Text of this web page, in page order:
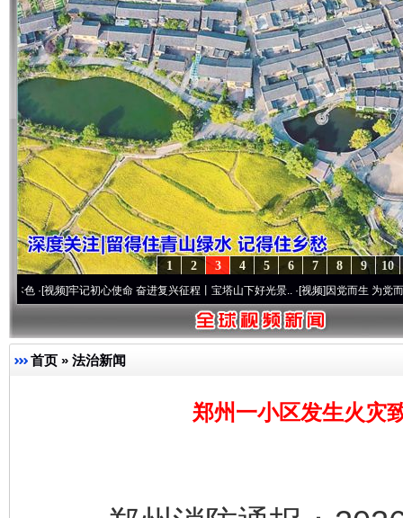
10
9
8
7
6
5
4
3
2
1
频]牢记初心使命 奋进复兴征程丨宝塔山下好光景..·[视频]因党而生 为党而战——百
首页 » 法治新闻
郑州一小区发生火灾